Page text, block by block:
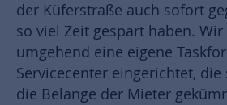
der Küferstraße auch sofort
so viel Zeit gespart haben. Wir
umgehend eine eigene
Servicecenter eingerichtet, die
die Belange der Mieter